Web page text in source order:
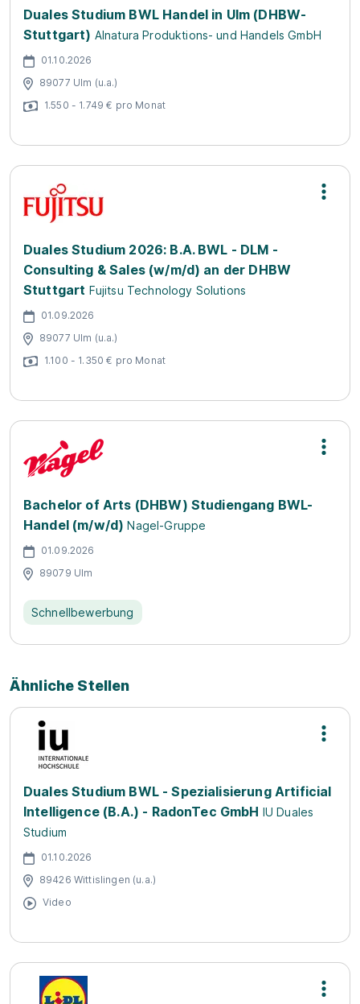
Duales Studium BWL Handel in Ulm (DHBW-
Stuttgart) Alnatura Produktions- und Handels GmbH
01.10.2026
89077 Ulm (u.a.)
1.550 - 1.749 € pro Monat
Duales Studium 2026: B.A. BWL - DLM -
Consulting & Sales (w/m/d) an der DHBW
Stuttgart Fujitsu Technology Solutions
01.09.2026
89077 Ulm (u.a.)
1.100 - 1.350 € pro Monat
Bachelor of Arts (DHBW) Studiengang BWL-
Handel (m/w/d) Nagel-Gruppe
01.09.2026
89079 Ulm
Schnellbewerbung
Ähnliche Stellen
Duales Studium BWL - Spezialisierung Artificial
Intelligence (B.A.) - RadonTec GmbH IU Duales
Studium
01.10.2026
89426 Wittislingen (u.a.)
Video